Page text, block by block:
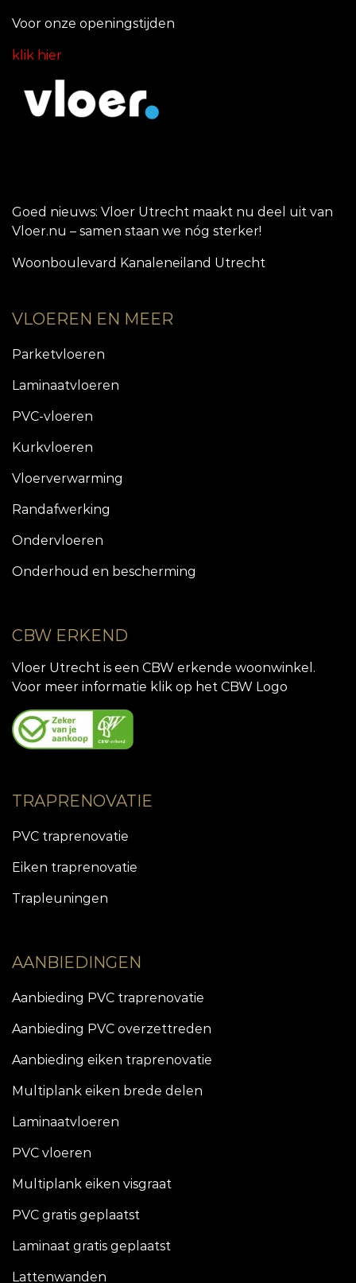
Voor onze openingstijden
klik hier
Goed nieuws: Vloer Utrecht maakt nu deel uit van
Vloer.nu – samen staan we nóg sterker!
Woonboulevard Kanaleneiland Utrecht
VLOEREN EN MEER
Parketvloeren
Laminaatvloeren
PVC-vloeren
Kurkvloeren
Vloerverwarming
Randafwerking
Ondervloeren
Onderhoud en bescherming
CBW ERKEND
Vloer Utrecht is een CBW erkende woonwinkel.
Voor meer informatie klik op het CBW Logo
TRAPRENOVATIE
PVC traprenovatie
Eiken traprenovatie
Trapleuningen
AANBIEDINGEN
Aanbieding PVC traprenovatie
Aanbieding PVC overzettreden
Aanbieding eiken traprenovatie
Multiplank eiken brede delen
Laminaatvloeren
PVC vloeren
Multiplank eiken visgraat
PVC gratis geplaatst
Laminaat gratis geplaatst
Lattenwanden